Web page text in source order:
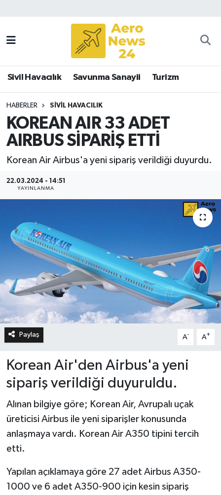
Sivil Havacılık Savunma Sanayii Turizm
HABERLER SIVIL HAVACILIK
KOREAN AIR 33 ADET
AIRBUS SİPARİŞ ETTİ
Korean Air Airbus'a yeni sipariş verildiği duyurdu.
22.03.2024 - 14:51
YAYINLANMA
Paylaş A- A+
Korean Air'den Airbus'a yeni
sipariş verildiği duyuruldu.
Alınan bilgiye göre; Korean Air, Avrupalı uçak
üreticisi Airbus ile yeni siparişler konusunda
anlaşmaya vardı. Korean Air A350 tipini tercih
etti.
Yapılan açıklamaya göre 27 adet Airbus A350-
1000 ve 6 adet A350-900 için kesin sipariş